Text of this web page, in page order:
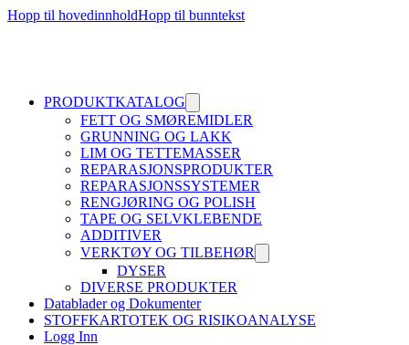
Hopp til hovedinnholdHopp til bunntekst
PRODUKTKATALOG
FETT OG SMØREMIDLER
GRUNNING OG LAKK
LIM OG TETTEMASSER
REPARASJONSPRODUKTER
REPARASJONSSYSTEMER
RENGJØRING OG POLISH
TAPE OG SELVKLEBENDE
ADDITIVER
VERKTØY OG TILBEHØR
DYSER
DIVERSE PRODUKTER
Datablader og Dokumenter
STOFFKARTOTEK OG RISIKOANALYSE
Logg Inn